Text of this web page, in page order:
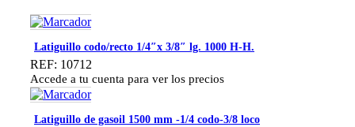
Latiguillo codo/recto 1/4″x 3/8″ lg. 1000 H-H.
REF: 10712
Accede a tu cuenta para ver los precios
Latiguillo de gasoil 1500 mm -1/4 codo-3/8 loco